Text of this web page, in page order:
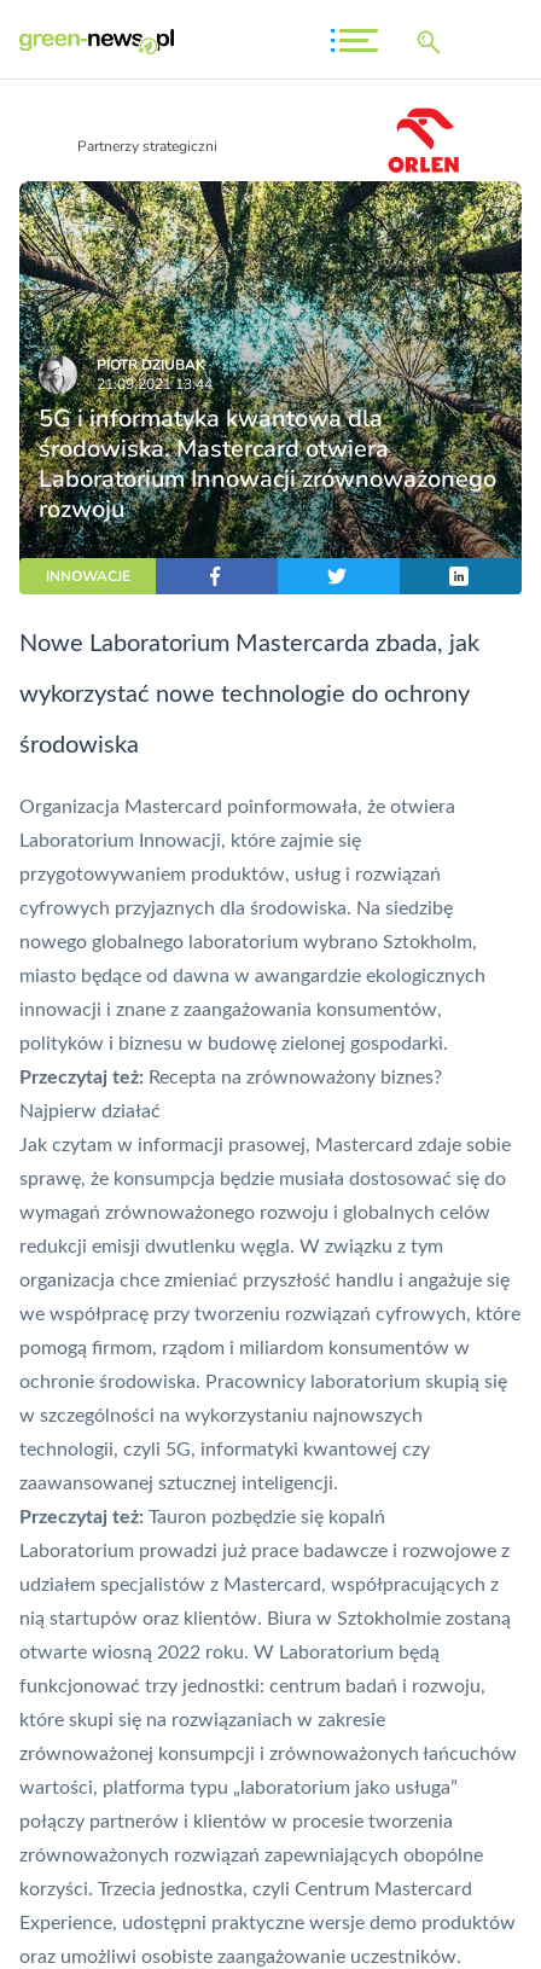
Partnerzy strategiczni
PIOTR DZIUBAK
21.09.2021 13:44
5G i informatyka kwantowa dla
środowiska. Mastercard otwiera
Laboratorium Innowacji zrównoważonego
rozwoju
INNOWACJE
Nowe Laboratorium Mastercarda zbada, jak
wykorzystać nowe technologie do ochrony
środowiska
Organizacja Mastercard poinformowała, że otwiera
Laboratorium Innowacji, które zajmie się
przygotowywaniem produktów, usług i rozwiązań
cyfrowych przyjaznych dla środowiska. Na siedzibę
nowego globalnego laboratorium wybrano Sztokholm,
miasto będące od dawna w awangardzie ekologicznych
innowacji i znane z zaangażowania konsumentów,
polityków i biznesu w budowę zielonej gospodarki.
Przeczytaj też: Recepta na zrównoważony biznes?
Najpierw działać
Jak czytam w informacji prasowej, Mastercard zdaje sobie
sprawę, że konsumpcja będzie musiała dostosować się do
wymagań zrównoważonego rozwoju i globalnych celów
redukcji emisji dwutlenku węgla. W związku z tym
organizacja chce zmieniać przyszłość handlu i angażuje się
we współpracę przy tworzeniu rozwiązań cyfrowych, które
pomogą firmom, rządom i miliardom konsumentów w
ochronie środowiska. Pracownicy laboratorium skupią się
w szczególności na wykorzystaniu najnowszych
technologii, czyli 5G, informatyki kwantowej czy
zaawansowanej sztucznej inteligencji.
Przeczytaj też: Tauron pozbędzie się kopalń
Laboratorium prowadzi już prace badawcze i rozwojowe z
udziałem specjalistów z Mastercard, współpracujących z
nią startupów oraz klientów. Biura w Sztokholmie zostaną
otwarte wiosną 2022 roku. W Laboratorium będą
funkcjonować trzy jednostki: centrum badań i rozwoju,
które skupi się na rozwiązaniach w zakresie
zrównoważonej konsumpcji i zrównoważonych łańcuchów
wartości, platforma typu „laboratorium jako usługa”
połączy partnerów i klientów w procesie tworzenia
zrównoważonych rozwiązań zapewniających obopólne
korzyści. Trzecia jednostka, czyli Centrum Mastercard
Experience, udostępni praktyczne wersje demo produktów
oraz umożliwi osobiste zaangażowanie uczestników.